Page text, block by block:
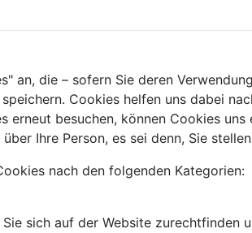
an, die – sofern Sie deren
Cookies helfen uns dabei
erneut besuchen, können Cookies
Ihre Person, es sei denn, Sie
nach den folgenden Kategorien:
sich auf der Website zurechtfinden